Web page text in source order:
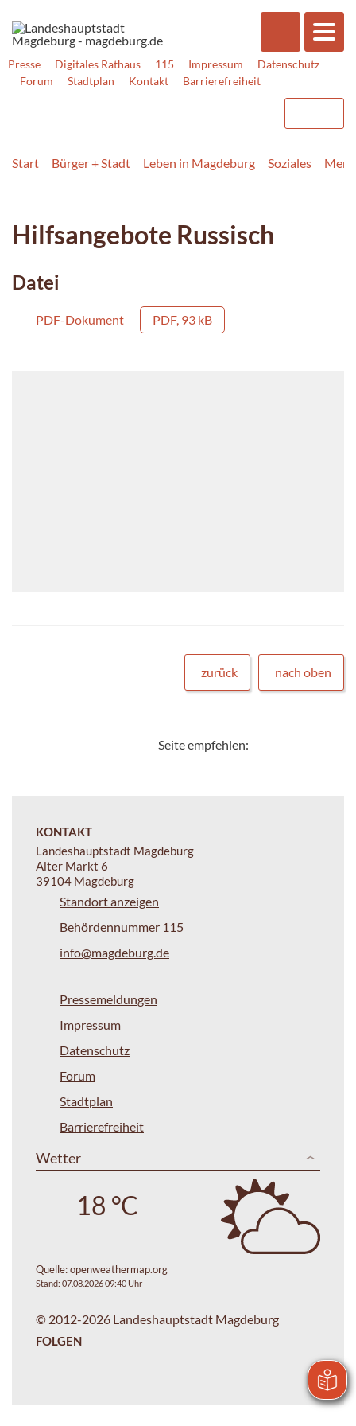
Presse Digitales Rathaus 115 Impressum
Datenschutz
Forum
Stadtplan Kontakt Barrierefreiheit
Start Bürger + Stadt Leben in Magdeburg Soziales
Hilfsangebote Russisch
Datei
PDF-Dokument PDF, 93 kB
zurück nach oben
Seite empfehlen:
KONTAKT
Landeshauptstadt Magdeburg
Alter Markt 6
39104 Magdeburg
Standort anzeigen
Behördennummer 115
info@magdeburg.de
Pressemeldungen
Impressum
Datenschutz
Forum
Stadtplan
Barrierefreiheit
Wetter
18 °C
Quelle:openweathermap.org
Stand: 07.08.2026 09:40 Uhr
© 2012-2026 Landeshauptstadt Magdeburg
FOLGEN